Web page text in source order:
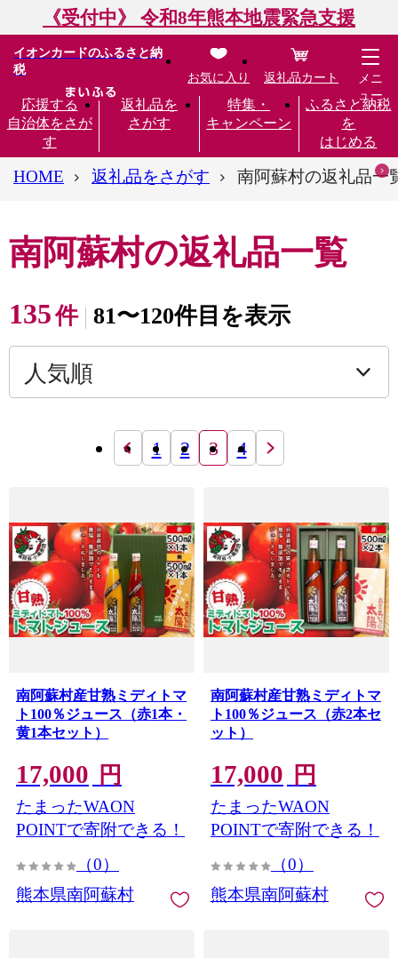
《受付中》 令和8年熊本地震緊急支援
イオンカードのふるさと納
税
応援する
自治体をさが
す
返礼品を
さがす
特集・
キャンペーン
ふるさと納税
を
はじめる
お気に入り 返礼品カート
メニ
ュー
HOME 返礼品をさがす 南阿蘇村の返礼品一
南阿蘇村の返礼品一覧
135件 81〜120件目を表示
1 2 3 4
南阿蘇村産甘熟ミディトマ
ト100％ジュース（赤1本・
黄1本セット）
17,000 円
たまったWAON
POINTで寄附できる！
（0）
熊本県南阿蘇村
南阿蘇村産甘熟ミディトマ
ト100％ジュース（赤2本セ
ット）
17,000 円
たまったWAON
POINTで寄附できる！
（0）
熊本県南阿蘇村